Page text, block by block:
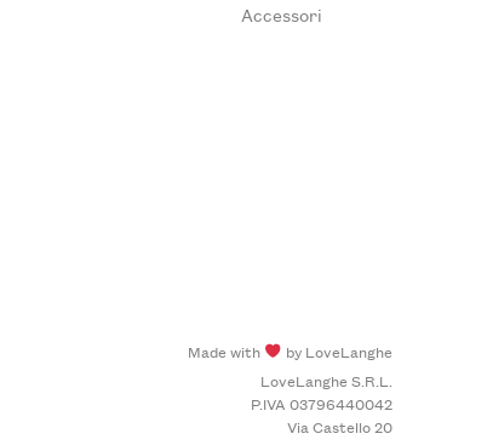
Accessori
Made with
by LoveLanghe
LoveLanghe S.R.L.
P.IVA 03796440042
Via Castello 20